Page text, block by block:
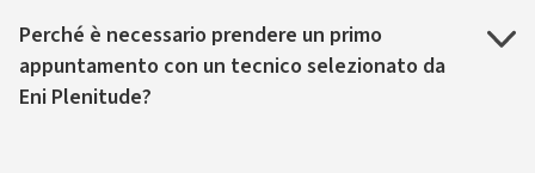
Perché è necessario prendere un primo
appuntamento con un tecnico selezionato da
Eni Plenitude?